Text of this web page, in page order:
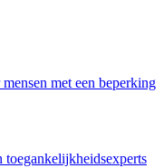
met een beperking
toegankelijkheidsexperts